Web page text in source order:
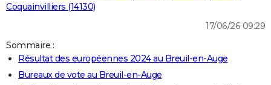
Mobiles
Meilleur smartphone
Internet
Ordinateurs
Jeux vidéo
Guide high-tech
+
BRICOLAGE
Guides de France
Escapades
Patrimoine
Expositions
Musées
Week-end nature
LIFESTYLE
Art de vivre
Bien-être
Loisirs
Mode
Modes de vie
Coquainvilliers (14130)
17/06/26 09:29
Sommaire :
Résultat des européennes 2024 au Breuil-en-Auge
Bureaux de vote au Breuil-en-Auge